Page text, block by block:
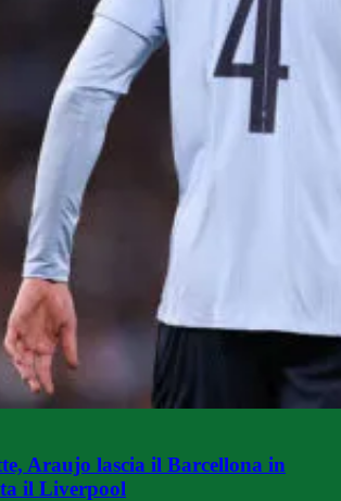
Araujo lascia il Barcellona in
il Liverpool